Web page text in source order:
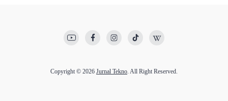
Copyright © 2026 Jurnal Tekno. All Right Reserved.